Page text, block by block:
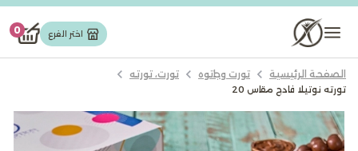
اختر الفرع 0 تورت وجاتوه
مخبوزات
حلويات شرقیة
الصفحة الرئيسية تورت وجاتوه تورت، تورته
تورته نوتيلا فادج مقاس 20